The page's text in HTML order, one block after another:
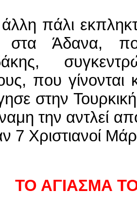
πάλι
στα Άδανα,
που
στην
την αντλεί
7 Χριστιανοί
ΤΟ ΑΓΙΑΣΜΑ